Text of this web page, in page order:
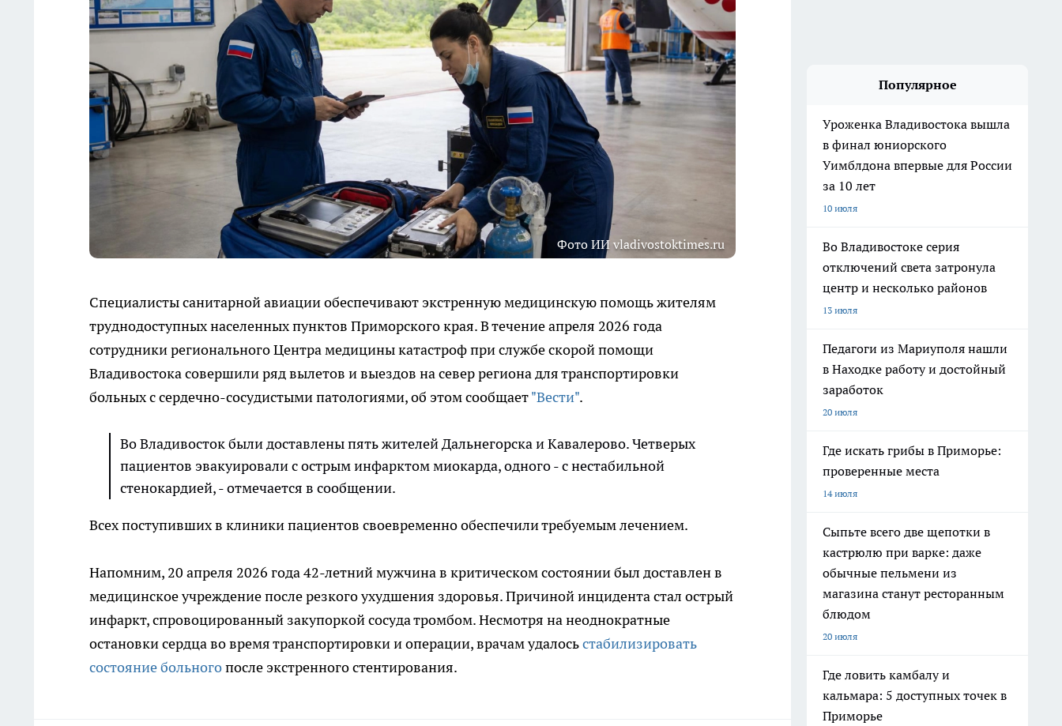
Фото ИИ vladivostoktimes.ru
Специалисты санитарной авиации обеспечивают экстренную медицинскую помощь жителям
труднодоступных населенных пунктов Приморского края. В течение апреля 2026 года
сотрудники регионального Центра медицины катастроф при службе скорой помощи
Владивостока совершили ряд вылетов и выездов на север региона для транспортировки
больных с сердечно-сосудистыми патологиями, об этом сообщает"Вести".
Во Владивосток были доставлены пять жителей Дальнегорска и Кавалерово. Четверых
пациентов эвакуировали с острым инфарктом миокарда, одного - с нестабильной
стенокардией, - отмечается в сообщении.
Всех поступивших в клиники пациентов своевременно обеспечили требуемым лечением.
Напомним, 20 апреля 2026 года 42-летний мужчина в критическом состоянии был доставлен в
медицинское учреждение после резкого ухудшения здоровья. Причиной инцидента стал острый
инфаркт, спровоцированный закупоркой сосуда тромбом. Несмотря на неоднократные
остановки сердца во время транспортировки и операции, врачам удалосьстабилизировать
состояние больногопосле экстренного стентирования.
Популярное
Уроженка Владивостока вышла
в финал юниорского
Уимблдона впервые для России
за 10 лет
10 июля
Во Владивостоке серия
отключений света затронула
центр и несколько районов
13 июля
Педагоги из Мариуполя нашли
в Находке работу и достойный
заработок
20 июля
Где искать грибы в Приморье:
проверенные места
14 июля
Сыпьте всего две щепотки в
кастрюлю при варке: даже
обычные пельмени из
магазина станут ресторанным
блюдом
20 июля
Где ловить камбалу и
кальмара: 5 доступных точек в
Приморье